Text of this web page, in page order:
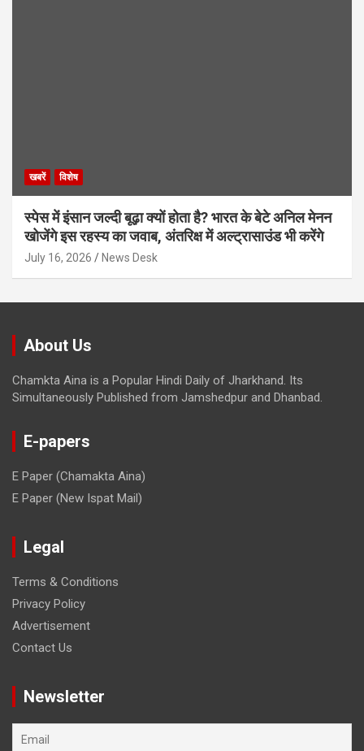
खबरें विशेष
स्पेस में इंसान जल्दी बूढ़ा क्यों होता है? भारत के बेटे अनिल मेनन
खोजेंगे इस रहस्य का जवाब, अंतरिक्ष में अल्ट्रासाउंड भी करेंगे
July 16, 2026 News Desk
About Us
Chamkta Aina is a Popular Hindi Daily of Jharkhand. Its
Simultaneously Published from Jamshedpur and Dhanbad.
E-papers
E Paper (Chamakta Aina)
E Paper (New Ispat Mail)
Legal
Terms & Conditions
Privacy Policy
Advertisement
Contact Us
Newsletter